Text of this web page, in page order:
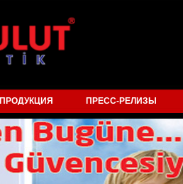
ПРОДУКЦИЯ ПРЕСС-РЕЛИЗЫ